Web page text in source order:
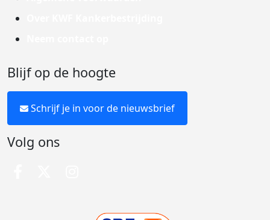
Blijf op de hoogte
Schrijf je in voor de nieuwsbrief
Volg ons